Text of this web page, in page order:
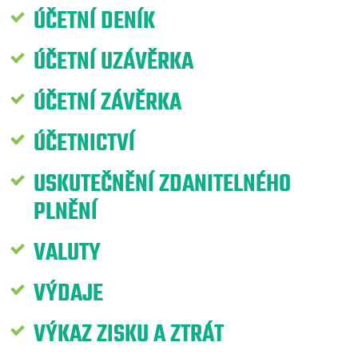
ÚČETNÍ DENÍK
ÚČETNÍ UZÁVĚRKA
ÚČETNÍ ZÁVĚRKA
ÚČETNICTVÍ
USKUTEČNĚNÍ ZDANITELNÉHO
PLNĚNÍ
VALUTY
VÝDAJE
VÝKAZ ZISKU A ZTRÁT